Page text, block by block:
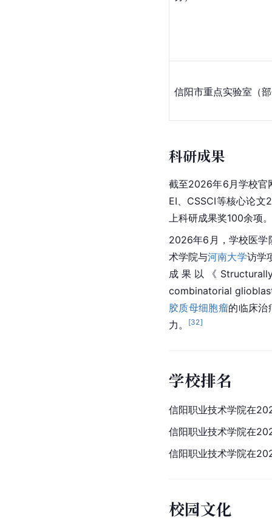
信阳市重点实验室（
科研成果
截至2026年6月学校官
EI、CSSCI等核心论
上科研成果奖100余项。
2026年6月，学校医学
术学院与河南大学访学
成果以《
combinatorial
胶质母细胞瘤的临床治
力。
[32]
学校排名
信阳职业技术学院在
信阳职业技术学院在
信阳职业技术学院在
校园文化